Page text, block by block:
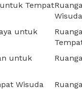
Tempat
Wisuda
untuk
untuk
Wisuda